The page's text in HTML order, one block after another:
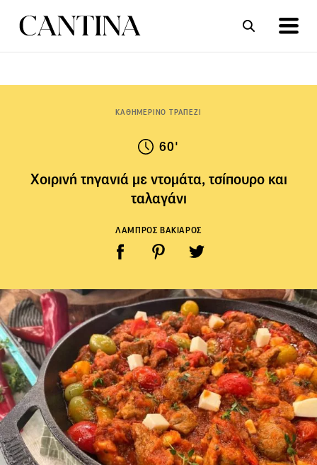
ΚΑΘΗΜΕΡΙΝΟ ΤΡΑΠΕΖΙ
60'
Χοιρινή τηγανιά με ντομάτα, τσίπουρο και
ταλαγάνι
ΛΑΜΠΡΟΣ ΒΑΚΙΑΡΟΣ